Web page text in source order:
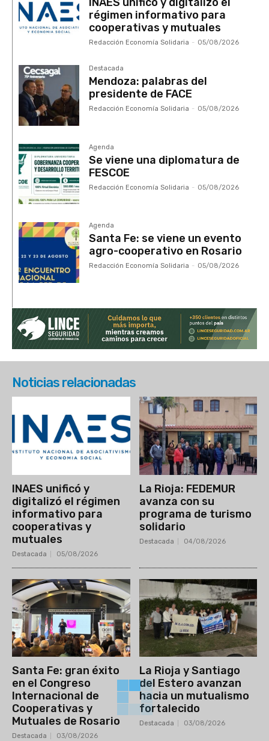
régimen informativo para
cooperativas y mutuales
Redacción Economía Solidaria - 05/08/2026
Destacada
Mendoza: palabras del
presidente de FACE
Redacción Economía Solidaria - 05/08/2026
Agenda
Se viene una diplomatura de
FESCOE
Redacción Economía Solidaria - 05/08/2026
Agenda
Santa Fe: se viene un evento
agro-cooperativo en Rosario
Redacción Economía Solidaria - 05/08/2026
Noticias relacionadas
INAES unificó y
digitalizó el régimen
informativo para
cooperativas y
mutuales
Destacada 05/08/2026
La Rioja: FEDEMUR
avanza con su
programa de turismo
solidario
Destacada 04/08/2026
Santa Fe: gran éxito
en el Congreso
Internacional de
Cooperativas y
Mutuales de Rosario
Destacada 03/08/2026
La Rioja y Santiago
del Estero avanzan
hacia un mutualismo
fortalecido
Destacada 03/08/2026